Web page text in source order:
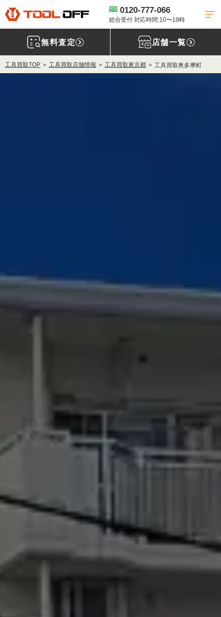
0120-777-066
総合受付 対応時間:10〜19時
無料査定 店舗一覧
工具買取TOP 工具買取店舗情報 工具買取東京都 工具買取奥多摩町